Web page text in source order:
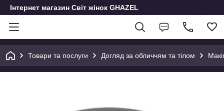
Інтернет магазин Світ жінок GHAZEL
Товари та послуги Догляд за обличчям та тілом